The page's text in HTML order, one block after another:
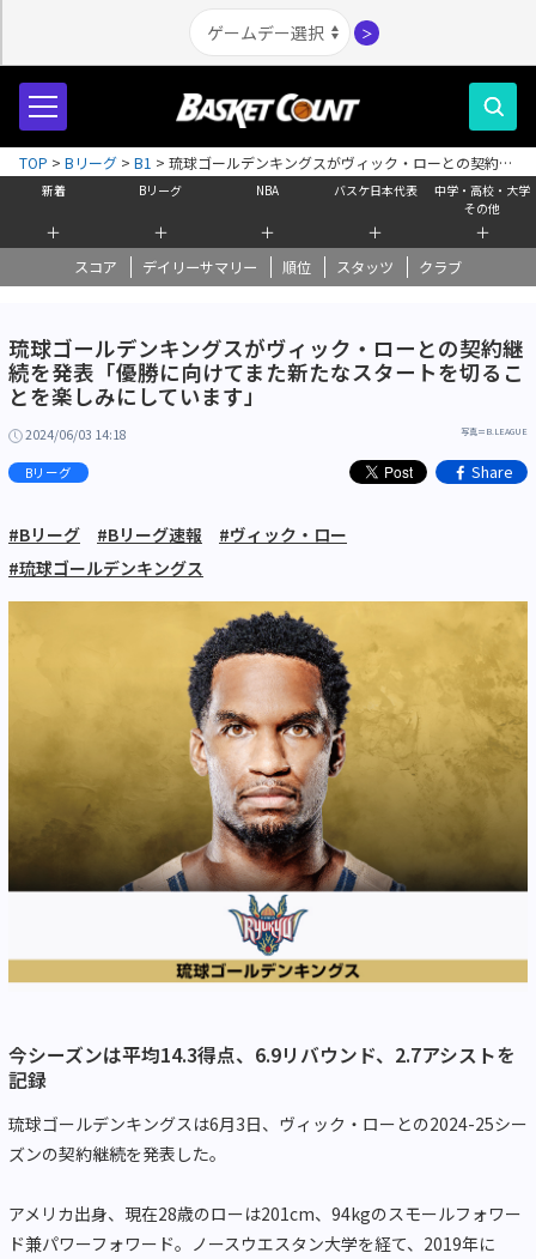
＞
新着
＋
Bリーグ
＋
NBA
＋
バスケ日本代表
＋
中学・高校・大学
その他
＋
スコア デイリーサマリー 順位 スタッツ クラブ
TOP > Bリーグ > B1 > 琉球ゴールデンキングスがヴィック・ローとの契約継
続を発表「優勝に向けてまた新たなスタートを切ることを楽しみにしていま
す」
琉球ゴールデンキングスがヴィック・ローとの契約継
続を発表「優勝に向けてまた新たなスタートを切るこ
とを楽しみにしています」
2024/06/03 14:18 写真＝B.LEAGUE
Bリーグ Share
#Bリーグ #Bリーグ速報
#ヴィック・ロー
#琉球ゴールデンキングス
今シーズンは平均14.3得点、6.9リバウンド、2.7アシストを
記録
琉球ゴールデンキングスは6月3日、ヴィック・ローとの2024-25シー
ズンの契約継続を発表した。
アメリカ出身、現在28歳のローは201cm、94kgのスモールフォワー
ド兼パワーフォワード。ノースウエスタン大学を経て、2019年に